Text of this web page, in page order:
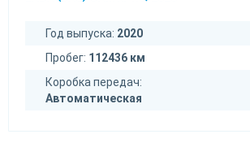
Год выпуска: 2020
Пробег: 112436 км
Коробка передач:
Автоматическая